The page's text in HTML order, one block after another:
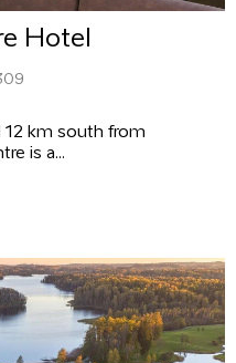
Hotel
12 km south from
is a...